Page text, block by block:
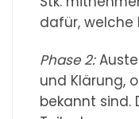
dafür, welche
Phase 2:
und Klärung,
bekannt sind.